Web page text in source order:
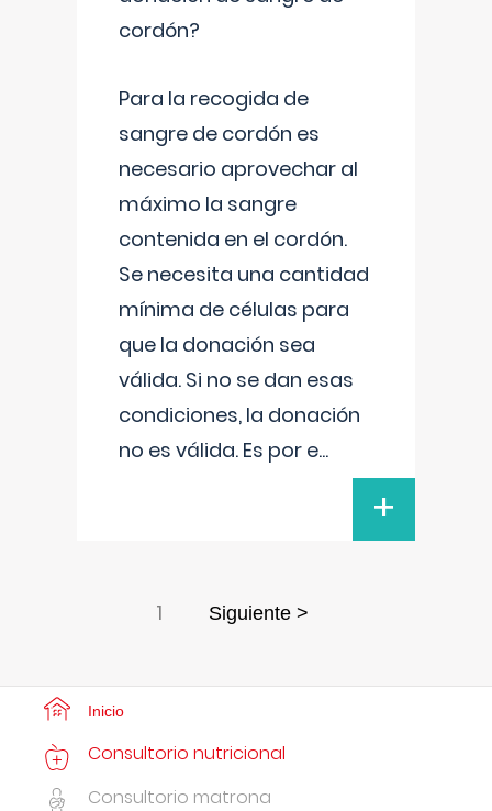
cordón?
Para la recogida de
sangre de cordón es
necesario aprovechar al
máximo la sangre
contenida en el cordón.
Se necesita una cantidad
mínima de células para
que la donación sea
válida. Si no se dan esas
condiciones, la donación
no es válida. Es por e...
+
1 Siguiente >
Inicio
Consultorio nutricional
Consultorio matrona